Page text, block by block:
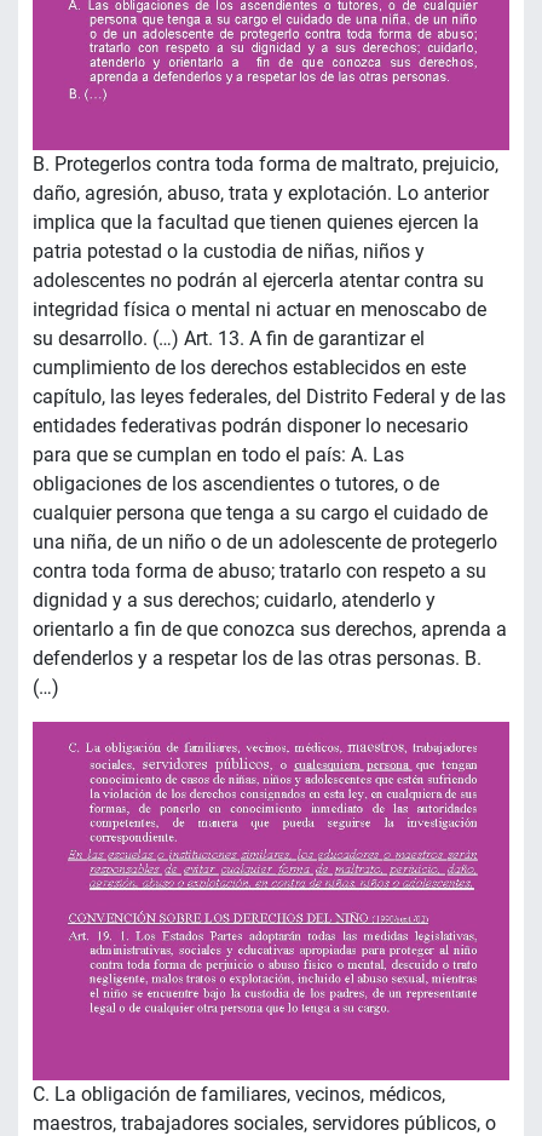
B. Protegerlos contra toda forma de maltrato, prejuicio,
daño, agresión, abuso, trata y explotación. Lo anterior
implica que la facultad que tienen quienes ejercen la
patria potestad o la custodia de niñas, niños y
adolescentes no podrán al ejercerla atentar contra su
integridad física o mental ni actuar en menoscabo de
su desarrollo. (…) Art. 13. A fin de garantizar el
cumplimiento de los derechos establecidos en este
capítulo, las leyes federales, del Distrito Federal y de las
entidades federativas podrán disponer lo necesario
para que se cumplan en todo el país: A. Las
obligaciones de los ascendientes o tutores, o de
cualquier persona que tenga a su cargo el cuidado de
una niña, de un niño o de un adolescente de protegerlo
contra toda forma de abuso; tratarlo con respeto a su
dignidad y a sus derechos; cuidarlo, atenderlo y
orientarlo a fin de que conozca sus derechos, aprenda a
defenderlos y a respetar los de las otras personas. B.
(…)
C. La obligación de familiares, vecinos, médicos,
maestros, trabajadores sociales, servidores públicos, o